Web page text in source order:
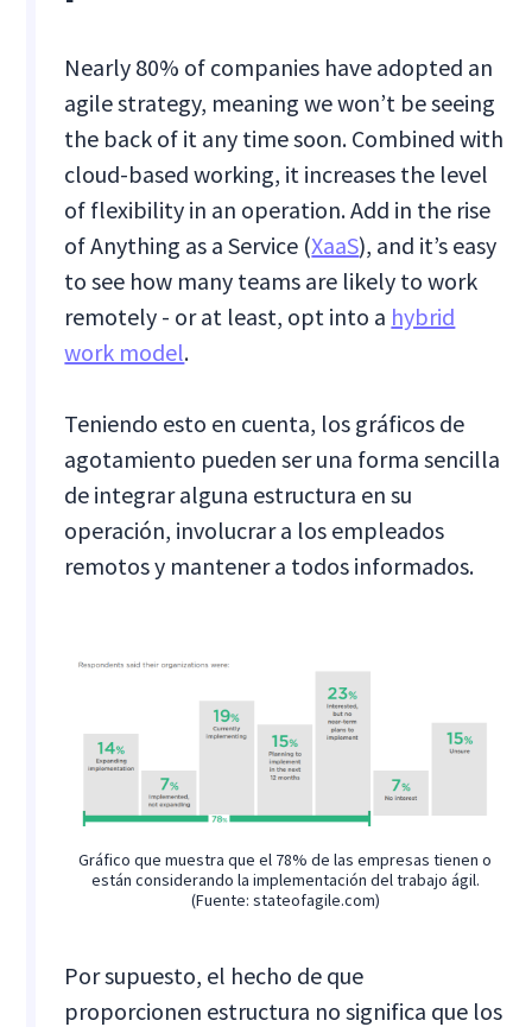
Nearly 80% of companies have adopted an
agile strategy, meaning we won’t be seeing
the back of it any time soon. Combined with
cloud-based working, it increases the level
of flexibility in an operation. Add in the rise
of Anything as a Service (XaaS), and it’s easy
to see how many teams are likely to work
remotely - or at least, opt into a hybrid
work model.
Teniendo esto en cuenta, los gráficos de
agotamiento pueden ser una forma sencilla
de integrar alguna estructura en su
operación, involucrar a los empleados
remotos y mantener a todos informados.
Gráfico que muestra que el 78% de las empresas tienen o
están considerando la implementación del trabajo ágil.
(Fuente: stateofagile.com)
Por supuesto, el hecho de que
proporcionen estructura no significa que los